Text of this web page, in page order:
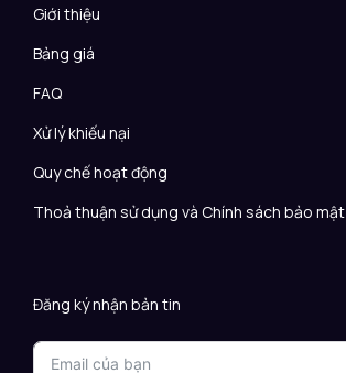
Giới thiệu
Bảng giá
FAQ
Xử lý khiếu nại
Quy chế hoạt động
Thoả thuận sử dụng và Chính sách bảo mật
Đăng ký nhận bản tin